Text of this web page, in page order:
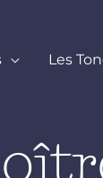
Les